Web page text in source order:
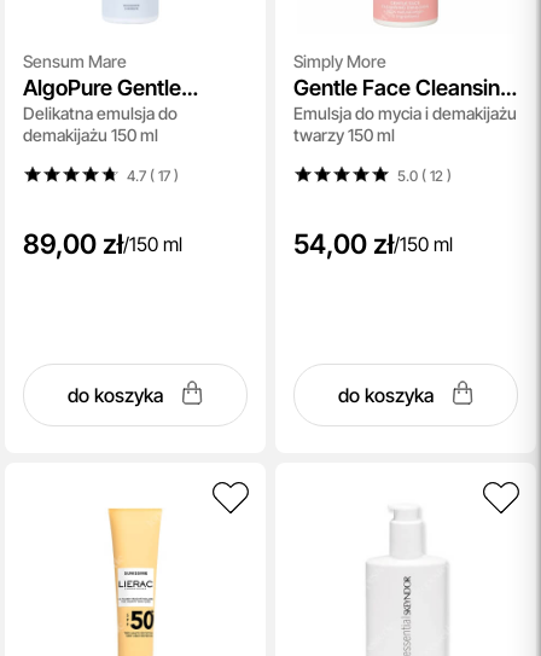
Sensum Mare
AlgoPure Gentle
Make-Up Removal
Emulsion
Delikatna emulsja do
demakijażu 150 ml
4.7 ( 17)
89,00 zł/150 ml
do koszyka
Simply More
Gentle Face Cleansing
Emulsion
Emulsja do mycia i demakijażu
twarzy 150 ml
5.0 ( 12 )
54,00 zł/150 ml
do koszyka